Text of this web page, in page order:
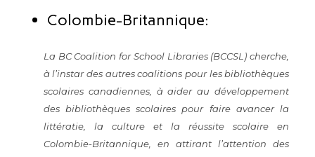
Colombie-Britannique:
La BC Coalition for School Libraries (BCCSL) cherche,
à l’instar des autres coalitions pour les bibliothèques
scolaires canadiennes, à aider au développement
des bibliothèques scolaires pour faire avancer la
littératie, la culture et la réussite scolaire en
Colombie-Britannique, en attirant l’attention des